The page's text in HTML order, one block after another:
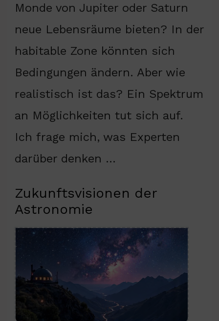
Monde von Jupiter oder Saturn
neue Lebensräume bieten? In der
habitable Zone könnten sich
Bedingungen ändern. Aber wie
realistisch ist das? Ein Spektrum
an Möglichkeiten tut sich auf.
Ich frage mich, was Experten
darüber denken …
Zukunftsvisionen der
Astronomie